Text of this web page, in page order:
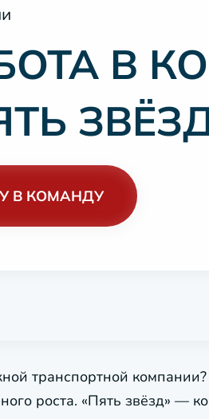
В
В КОМАНДУ
транспортной
роста. «Пять звёзд» —